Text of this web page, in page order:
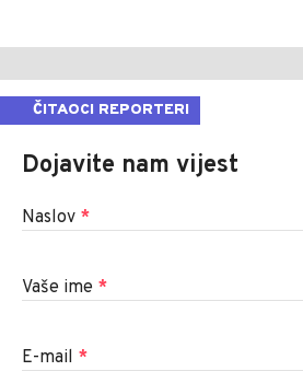
ČITAOCI REPORTERI
Dojavite nam vijest
Naslov *
Vaše ime *
E-mail *